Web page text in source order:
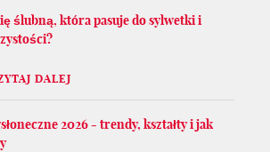
ślubną, która pasuje do sylwetki i
DALEJ
2026 - trendy, kształty i jak